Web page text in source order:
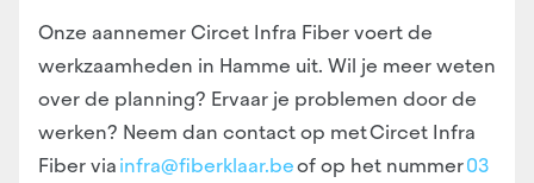
Onze aannemer Circet Infra Fiber voert de
werkzaamheden in Hamme uit. Wil je meer weten
over de planning? Ervaar je problemen door de
werken? Neem dan contact op met Circet Infra
Fiber viainfra@fiberklaar.beof op het nummer03